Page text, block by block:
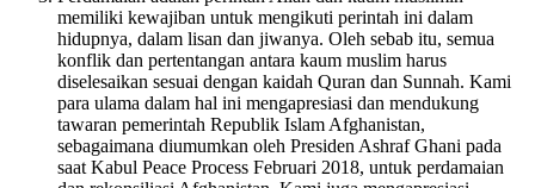
memiliki kewajiban untuk mengikuti perintah ini dalam
hidupnya, dalam lisan dan jiwanya. Oleh sebab itu, semua
konflik dan pertentangan antara kaum muslim harus
diselesaikan sesuai dengan kaidah Quran dan Sunnah. Kami
para ulama dalam hal ini mengapresiasi dan mendukung
tawaran pemerintah Republik Islam Afghanistan,
sebagaimana diumumkan oleh Presiden Ashraf Ghani pada
saat Kabul Peace Process Februari 2018, untuk perdamaian